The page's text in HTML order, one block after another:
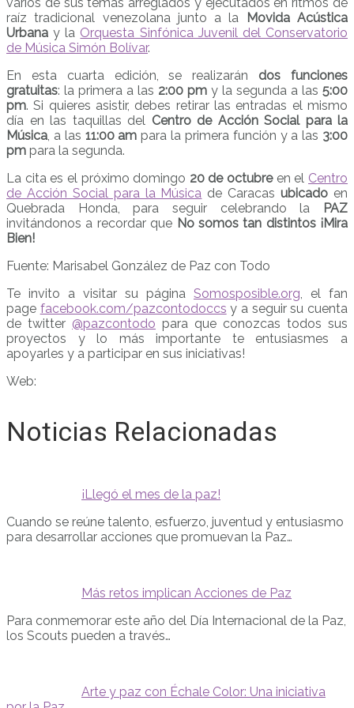
raíz tradicional venezolana junto a la
Movida Acústica
Urbana y la Orquesta Sinfónica Juvenil del Conservatorio
de Música Simón Bolívar.
En esta cuarta edición, se realizarán dos funciones
gratuitas: la primera a las 2:00 pm y la segunda a las 5:00
pm. Si quieres asistir, debes retirar las entradas el mismo
día en las taquillas del Centro de Acción Social para la
Música, a las 11:00 am para la primera función y a las 3:00
pm para la segunda.
La cita es el próximo domingo 20 de octubreen el Centro
de Acción Social para la Música de Caracas ubicado en
Quebrada Honda, para seguir celebrando la
PAZ
invitándonos a recordar que No somos tan distintos ¡Mira
Bien!
Fuente: Marisabel González de Paz con Todo
Te invito a visitar su página Somosposible.org, el fan
page facebook.com/pazcontodoccs y a seguir su cuenta
de twitter @pazcontodo para que conozcas todos sus
proyectos y lo más importante te entusiasmes a
apoyarles y a participar en sus iniciativas!
Web:
Noticias Relacionadas
¡Llegó el mes de la paz!
Cuando se reúne talento, esfuerzo, juventud y entusiasmo
para desarrollar acciones que promuevan la Paz…
Más retos implican Acciones de Paz
Para conmemorar este año del Día Internacional de la Paz,
los Scouts pueden a través…
Arte y paz con Échale Color: Una iniciativa